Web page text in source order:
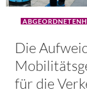
Die
für die